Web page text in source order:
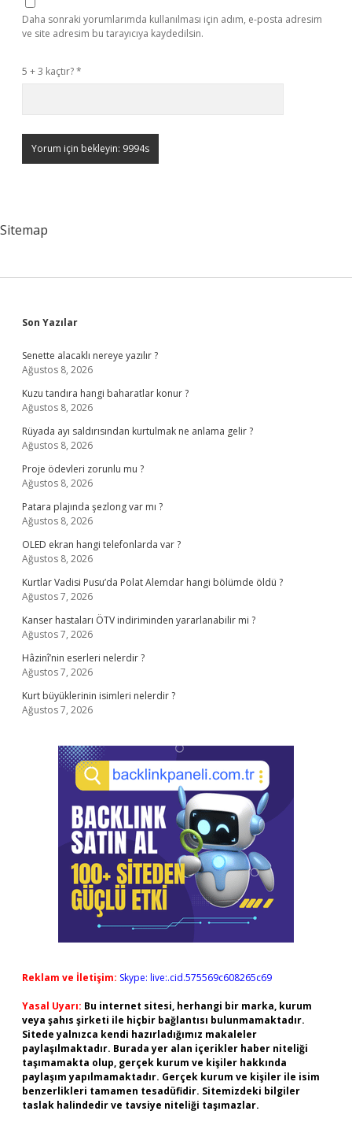
Daha sonraki yorumlarımda kullanılması için adım, e-posta adresim
ve site adresim bu tarayıcıya kaydedilsin.
5 + 3 kaçtır?*
Sitemap
Sidebar
Son Yazılar
Senette alacaklı nereye yazılır ?
Ağustos 8, 2026
Kuzu tandıra hangi baharatlar konur ?
Ağustos 8, 2026
Rüyada ayı saldırısından kurtulmak ne anlama gelir ?
Ağustos 8, 2026
Proje ödevleri zorunlu mu ?
Ağustos 8, 2026
Patara plajında şezlong var mı ?
Ağustos 8, 2026
OLED ekran hangi telefonlarda var ?
Ağustos 8, 2026
Kurtlar Vadisi Pusu’da Polat Alemdar hangi bölümde öldü ?
Ağustos 7, 2026
Kanser hastaları ÖTV indiriminden yararlanabilir mi ?
Ağustos 7, 2026
Hâzinî’nin eserleri nelerdir ?
Ağustos 7, 2026
Kurt büyüklerinin isimleri nelerdir ?
Ağustos 7, 2026
Reklam ve İletişim: Skype: live:.cid.575569c608265c69
Yasal Uyarı: Bu internet sitesi, herhangi bir marka, kurum
veya şahıs şirketi ile hiçbir bağlantısı bulunmamaktadır.
Sitede yalnızca kendi hazırladığımız makaleler
paylaşılmaktadır. Burada yer alan içerikler haber niteliği
taşımamakta olup, gerçek kurum ve kişiler hakkında
paylaşım yapılmamaktadır. Gerçek kurum ve kişiler ile isim
benzerlikleri tamamen tesadüfidir. Sitemizdeki bilgiler
taslak halindedir ve tavsiye niteliği taşımazlar.